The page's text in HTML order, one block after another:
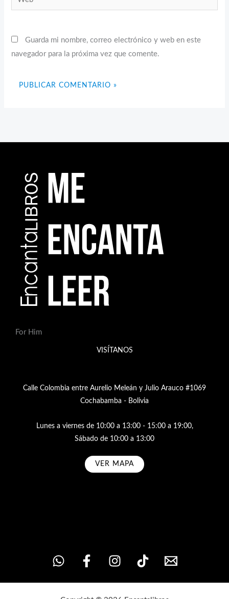
Guarda mi nombre, correo electrónico y web en este
navegador para la próxima vez que comente.
For Him
VISÍTANOS
Calle Colombia entre Aurelio Meleán y Julio Arauco #1069
Cochabamba - Bolivia
Lunes a viernes de 10:00 a 13:00 - 15:00 a 19:00,
Sábado de 10:00 a 13:00
VER MAPA